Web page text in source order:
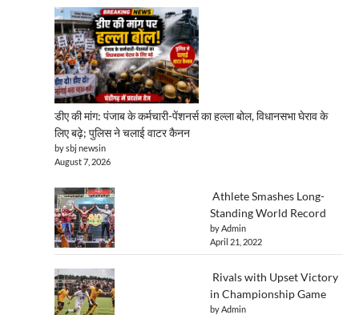
डीए की मांग: पंजाब के कर्मचारी-पेंशनर्स का हल्ला बोल, विधानसभा घेराव के
लिए बढ़े; पुलिस ने चलाई वाटर कैनन
by sbj newsin
August 7, 2026
Athlete Smashes Long-
Standing World Record
by Admin
April 21, 2022
Rivals with Upset Victory
in Championship Game
by Admin